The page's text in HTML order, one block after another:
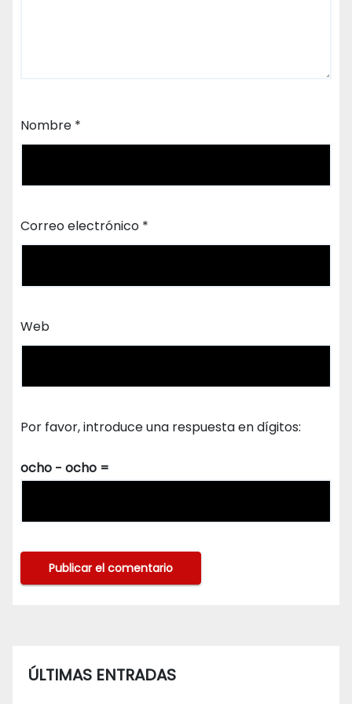
Nombre *
Correo electrónico *
Web
Por favor, introduce una respuesta en dígitos:
ocho − ocho =
ÚLTIMAS ENTRADAS